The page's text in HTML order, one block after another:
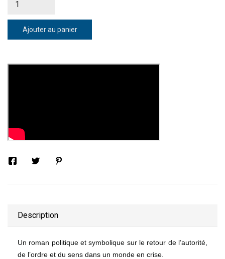
Ajouter au panier
Description
Un roman politique et symbolique sur le retour de l’autorité,
de l’ordre et du sens dans un monde en crise.